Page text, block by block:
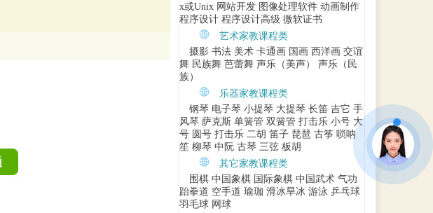
x或Unix 网站开发 图像处理软件 动画制作
程序设计 程序设计高级 微软证书
艺术家教课程类
摄影 书法 美术 卡通画 国画 西洋画 交谊
舞 民族舞 芭蕾舞 声乐（美声）
声乐（民
族）
乐器家教课程类
钢琴 电子琴 小提琴 大提琴 长笛 吉它 手
风琴 萨克斯 单簧管 双簧管 打击乐 小号 大
号 圆号 打击乐 二胡 笛子 琵琶 古筝 唢呐
笙 柳琴 中阮 古琴 三弦 板胡
其它家教课程类
围棋 中国象棋 国际象棋 中国武术 气功
跆拳道 空手道 瑜珈 滑冰旱冰 游泳 乒乓球
羽毛球 网球